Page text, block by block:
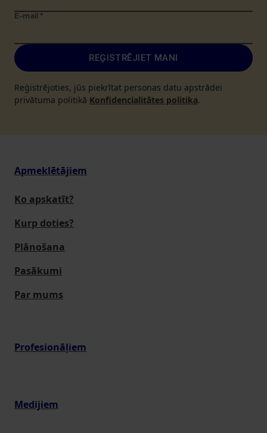
E-mail *
REĢISTRĒJIET MANI
Reģistrējoties, jūs piekrītat personas datu apstrādei
privātuma politikā Konfidencialitātes politika.
Apmeklētājiem
Ko apskatīt?
Kurp doties?
Plānošana
Pasākumi
Par mums
Profesionāļiem
Medijiem